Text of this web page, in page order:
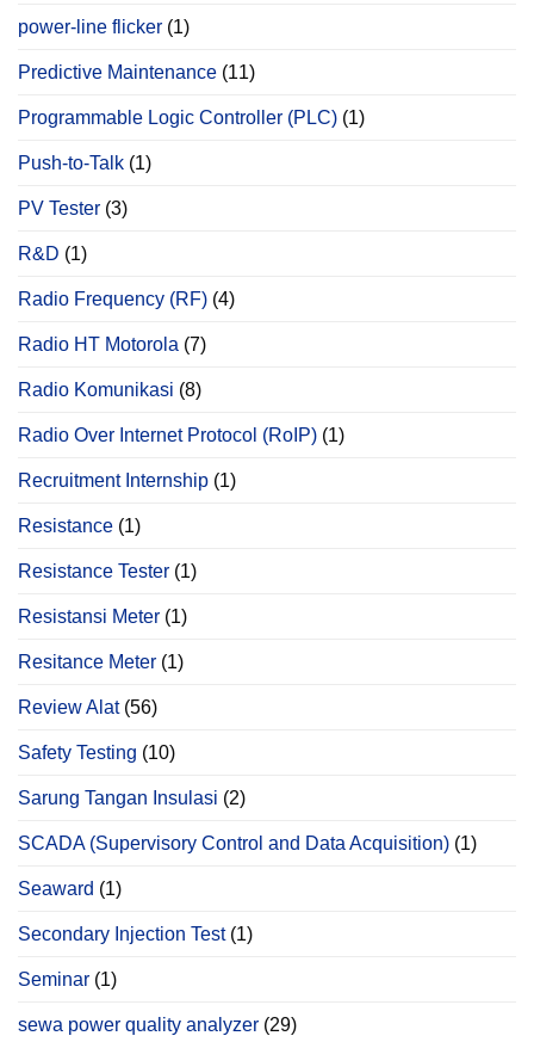
power‐line flicker (1)
Predictive Maintenance (11)
Programmable Logic Controller (PLC) (1)
Push-to-Talk (1)
PV Tester (3)
R&D (1)
Radio Frequency (RF) (4)
Radio HT Motorola (7)
Radio Komunikasi (8)
Radio Over Internet Protocol (RoIP) (1)
Recruitment Internship (1)
Resistance (1)
Resistance Tester (1)
Resistansi Meter (1)
Resitance Meter (1)
Review Alat(56)
Safety Testing (10)
Sarung Tangan Insulasi (2)
SCADA (Supervisory Control and Data Acquisition) (1)
Seaward (1)
Secondary Injection Test(1)
Seminar (1)
sewa power quality analyzer (29)